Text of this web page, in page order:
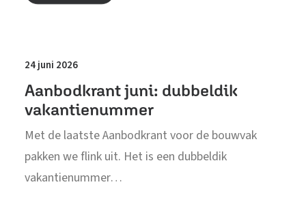
24 juni 2026
Aanbodkrant juni: dubbeldik
vakantienummer
Met de laatste Aanbodkrant voor de bouwvak
pakken we flink uit. Het is een dubbeldik
vakantienummer…